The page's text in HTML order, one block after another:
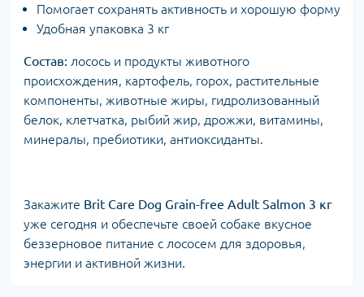
Помогает сохранять активность и хорошую форму
Удобная упаковка 3 кг
Состав: лосось и продукты животного
происхождения, картофель, горох, растительные
компоненты, животные жиры, гидролизованный
белок, клетчатка, рыбий жир, дрожжи, витамины,
минералы, пребиотики, антиоксиданты.
Закажите Brit Care Dog Grain-free Adult Salmon 3 кг
уже сегодня и обеспечьте своей собаке вкусное
беззерновое питание с лососем для здоровья,
энергии и активной жизни.